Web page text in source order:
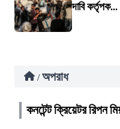
দাবি কর্তৃপক...
/ অপরাধ
কনটেন্ট ক্রিয়েটর রিপন